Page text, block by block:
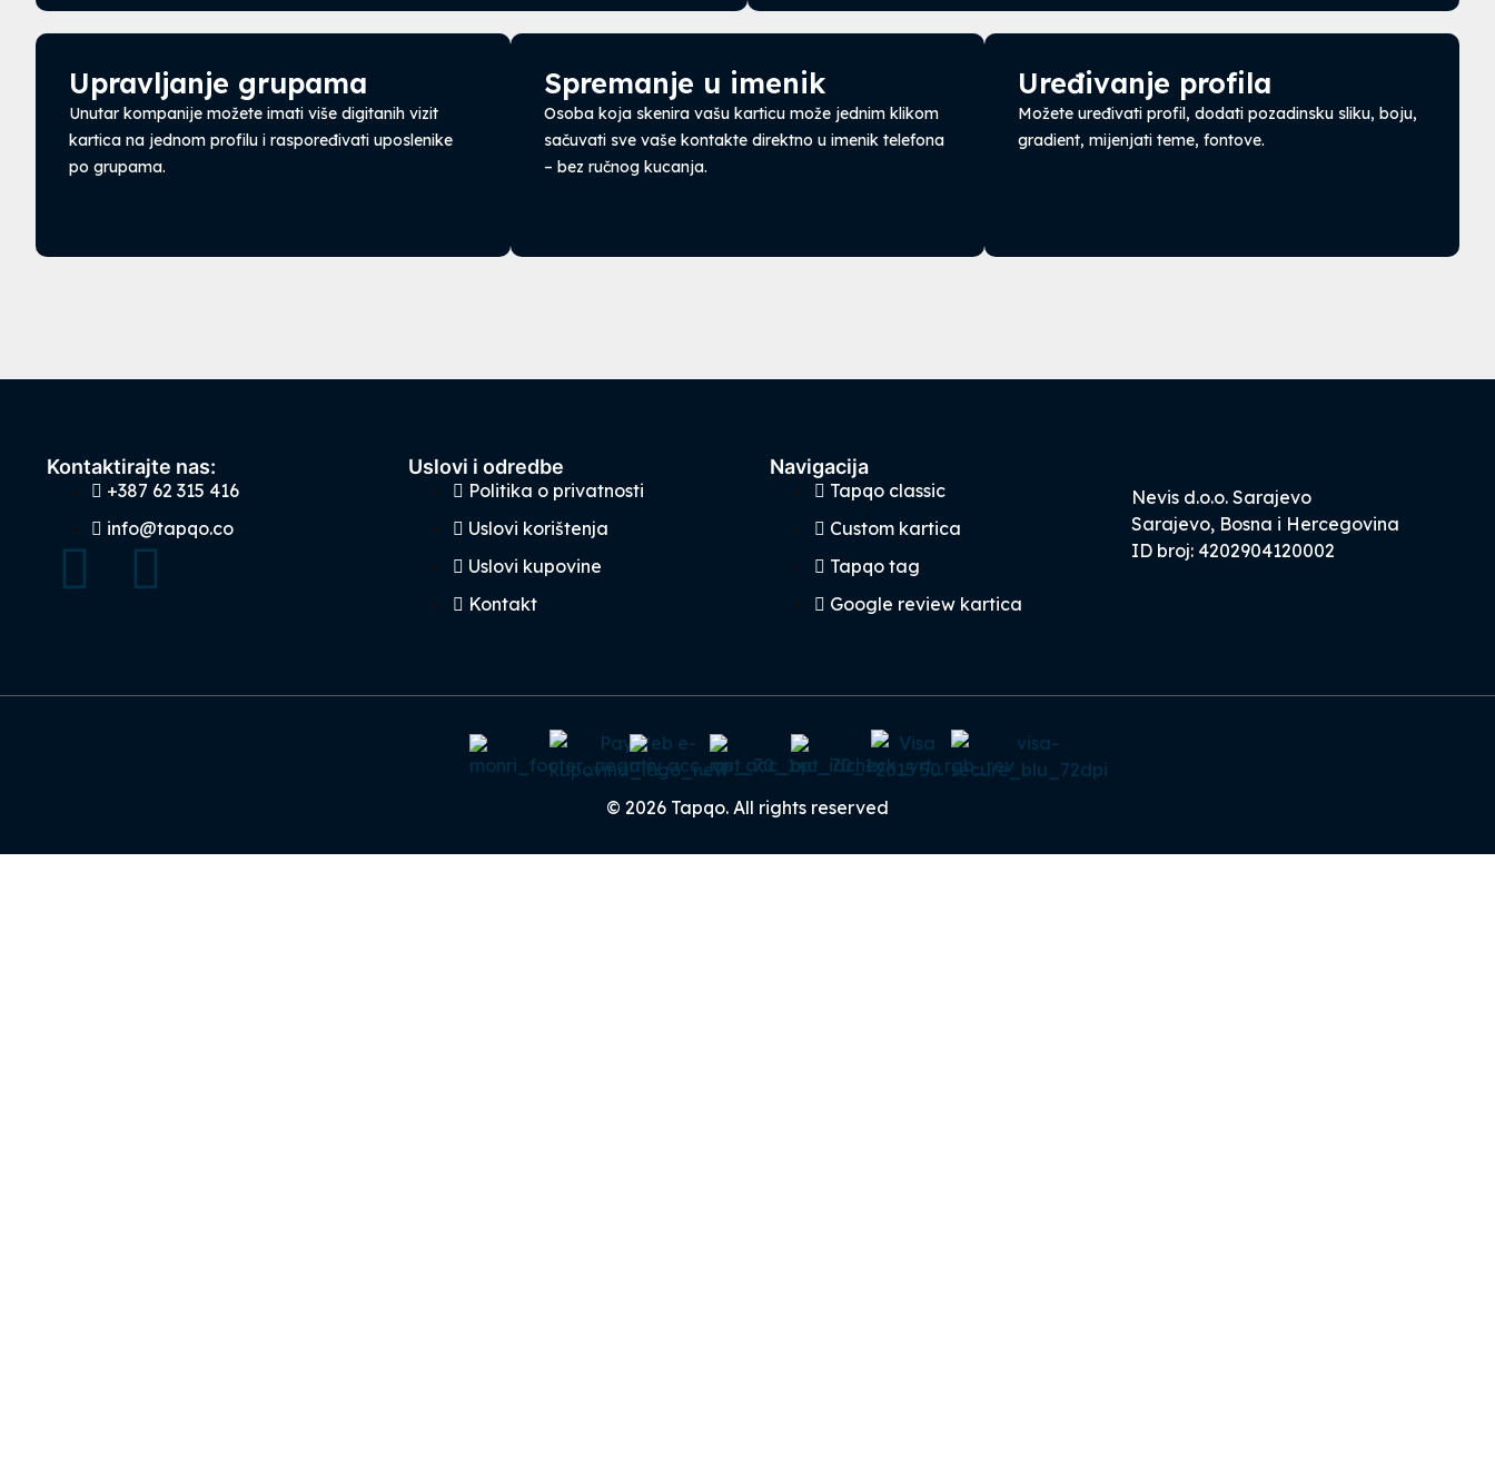
Upravljanje grupama
Unutar kompanije možete imati više digitanih vizit
kartica na jednom profilu i raspoređivati uposlenike
po grupama.
Spremanje u imenik
Osoba koja skenira vašu karticu može jednim klikom
sačuvati sve vaše kontakte direktno u imenik telefona
– bez ručnog kucanja.
Uređivanje profila
Možete uređivati profil, dodati pozadinsku sliku, boju,
gradient, mijenjati teme, fontove.
Kontaktirajte nas:
+387 62 315 416
info@tapqo.co
Uslovi i odredbe
Politika o privatnosti
Uslovi korištenja
Uslovi kupovine
Kontakt
Navigacija
Tapqo classic
Custom kartica
Tapqo tag
Google review kartica
Nevis d.o.o. Sarajevo
Sarajevo, Bosna i Hercegovina
ID broj: 4202904120002
© 2026 Tapqo. All rights reserved